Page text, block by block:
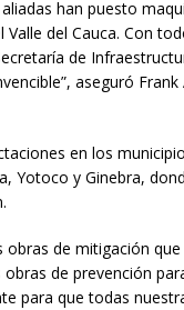
han puesto
del Cauca. Con
de
aseguró
en los
Yotoco y Ginebra,
obras de mitigación
de prevención
para que todas